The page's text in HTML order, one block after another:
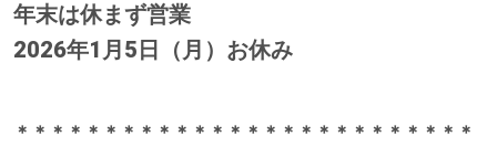
年末は休まず営業
2026年1月5日（月）お休み
＊＊＊＊＊＊＊＊＊＊＊＊＊＊＊＊＊＊＊＊＊＊＊＊＊＊